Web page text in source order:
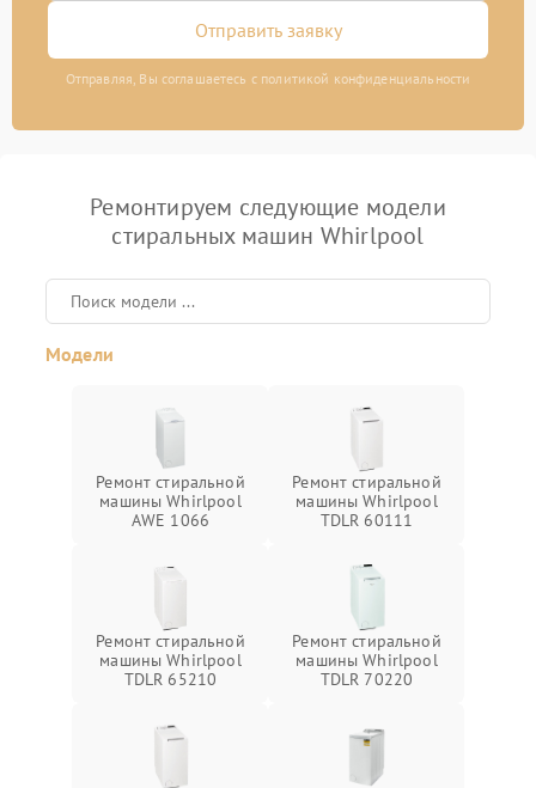
Отправить заявку
Отправляя, Вы соглашаетесь с политикой конфиденциальности
Ремонтируем следующие модели
стиральных машин Whirlpool
Модели
Ремонт стиральной
машины Whirlpool
AWE 1066
Ремонт стиральной
машины Whirlpool
TDLR 60111
Ремонт стиральной
машины Whirlpool
TDLR 65210
Ремонт стиральной
машины Whirlpool
TDLR 70220